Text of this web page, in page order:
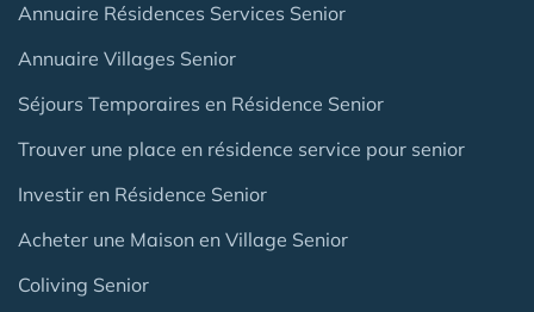
Annuaire Résidences Services Senior
Annuaire Villages Senior
Séjours Temporaires en Résidence Senior
Trouver une place en résidence service pour senior
Investir en Résidence Senior
Acheter une Maison en Village Senior
Coliving Senior